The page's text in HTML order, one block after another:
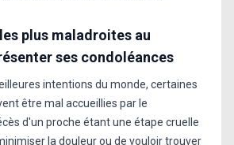
plus maladroites au
ses condoléances
intentions du monde, certaines
être mal accueillies par le
d'un proche étant une étape cruelle
la douleur ou de vouloir trouver